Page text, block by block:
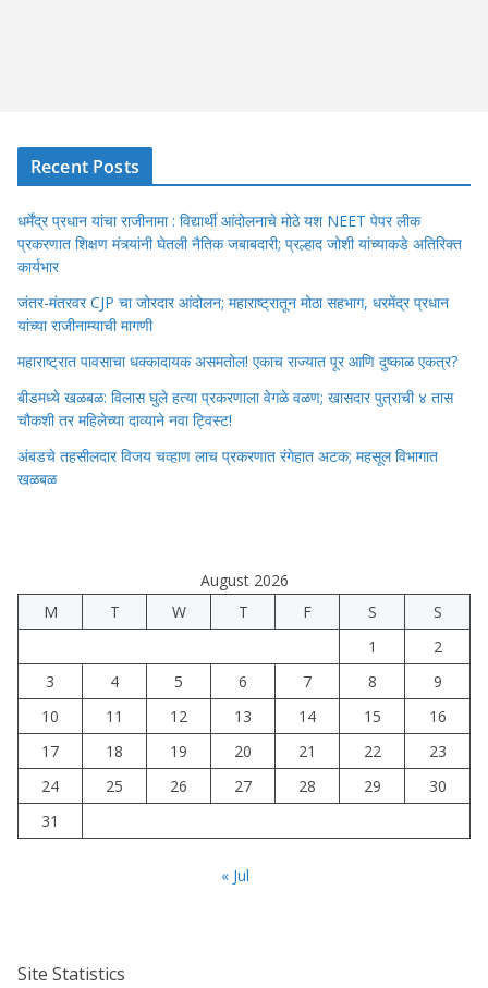
Recent Posts
धर्मेंद्र प्रधान यांचा राजीनामा : विद्यार्थी आंदोलनाचे मोठे यश NEET पेपर लीक
प्रकरणात शिक्षण मंत्र्यांनी घेतली नैतिक जबाबदारी; प्रल्हाद जोशी यांच्याकडे अतिरिक्त
कार्यभार
जंतर-मंतरवर CJP चा जोरदार आंदोलन; महाराष्ट्रातून मोठा सहभाग, धरमेंद्र प्रधान
यांच्या राजीनाम्याची मागणी
महाराष्ट्रात पावसाचा धक्कादायक असमतोल! एकाच राज्यात पूर आणि दुष्काळ एकत्र?
बीडमध्ये खळबळ: विलास घुले हत्या प्रकरणाला वेगळे वळण; खासदार पुत्राची ४ तास
चौकशी तर महिलेच्या दाव्याने नवा ट्विस्ट!
अंबडचे तहसीलदार विजय चव्हाण लाच प्रकरणात रंगेहात अटक; महसूल विभागात
खळबळ
August 2026
M
T W T F S
S
1
2
3
4 5 6 7 8
9
10
11 12 13 14 15
16
17
18 19 20 21 22
23
24
25 26 27 28 29
30
31
« Jul
Site Statistics